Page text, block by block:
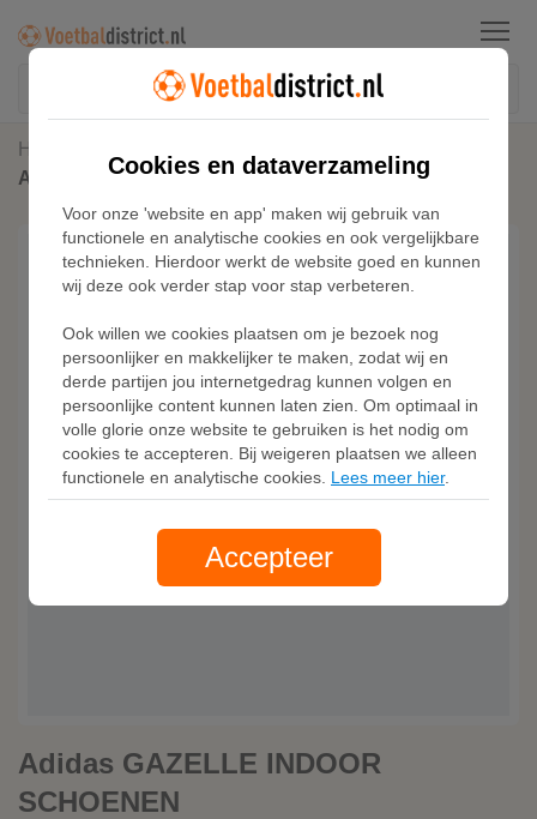
Menu
Home
Adidas GAZELLE INDOOR SCHOENEN
Adidas GAZELLE INDOOR
SCHOENEN
Cookies en dataverzameling
Voor onze 'website en app' maken wij gebruik van
functionele en analytische cookies en ook vergelijkbare
technieken. Hierdoor werkt de website goed en kunnen
wij deze ook verder stap voor stap verbeteren.
Ook willen we cookies plaatsen om je bezoek nog
persoonlijker en makkelijker te maken, zodat wij en
derde partijen jou internetgedrag kunnen volgen en
persoonlijke content kunnen laten zien. Om optimaal in
volle glorie onze website te gebruiken is het nodig om
cookies te accepteren. Bij weigeren plaatsen we alleen
functionele en analytische cookies. Lees meer hier.
Accepteer